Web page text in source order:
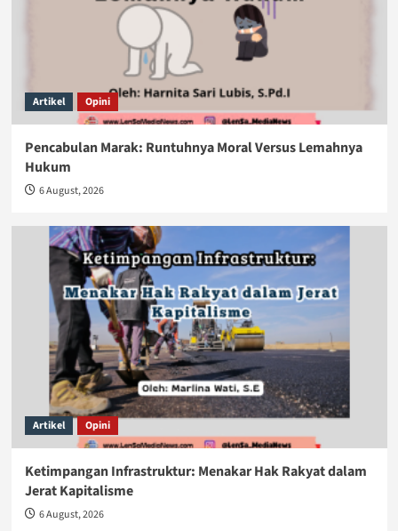
Artikel Opini
Pencabulan Marak: Runtuhnya Moral Versus Lemahnya
Hukum
6 August, 2026
Artikel Opini
Ketimpangan Infrastruktur: Menakar Hak Rakyat dalam
Jerat Kapitalisme
6 August, 2026